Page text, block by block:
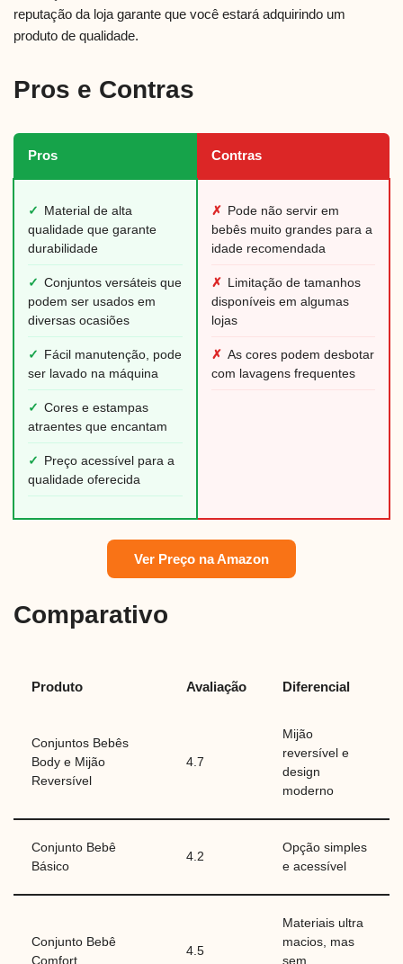
reputação da loja garante que você estará adquirindo um
produto de qualidade.
Pros e Contras
Pros Contras
✓
Material de alta
qualidade que garante
durabilidade
✓ Conjuntos versáteis que
podem ser usados em
diversas ocasiões
✓
Fácil manutenção, pode
ser lavado na máquina
✓ Cores e estampas
atraentes que encantam
✓
Preço acessível para a
qualidade oferecida
✗ Pode não servir em
bebês muito grandes para a
idade recomendada
✗ Limitação de tamanhos
disponíveis em algumas
lojas
✗ As cores podem desbotar
com lavagens frequentes
Ver Preço na Amazon
Comparativo
Produto Avaliação Diferencial
Conjuntos Bebês
Body e Mijão
Reversível
4.7
Mijão
reversível e
design
moderno
Conjunto Bebê
Básico
4.2
Opção simples
e acessível
Conjunto Bebê
Comfort
4.5
Materiais ultra
macios, mas
sem